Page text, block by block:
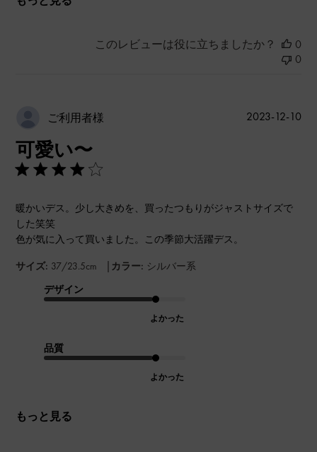
このレビューは役に立ちましたか？
0
0
ご利用者様
可愛い〜
暖かいデス。少し大きめを、買ったつもりがジャストサイズで
した笑笑
色が気に入って買いました。この季節大活躍デス。
サイズ: 37/23.5cm | カラー: シルバー系
デザイン
よかった
品質
よかった
もっと見る
公
2023-12-10